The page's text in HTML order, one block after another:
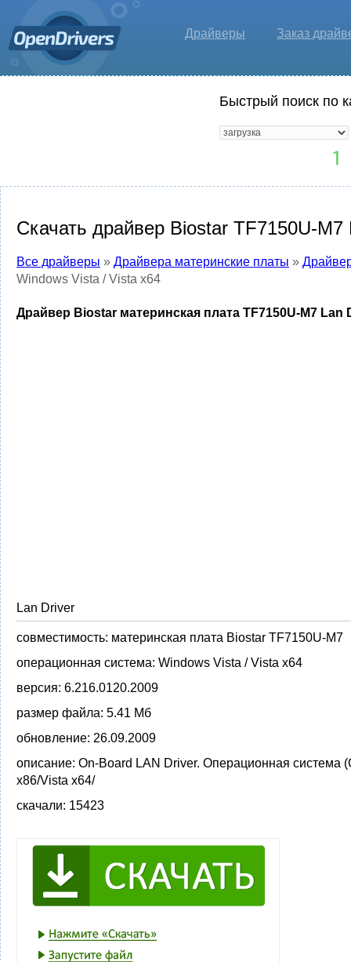
Драйверы Заказ
Быстрый поиск по
Скачать драйвер Biostar TF7150U-
Все драйверы » Драйвера материнские платы »
Windows Vista / Vista x64
Драйвер Biostar материнская плата TF7150U-M7 Lan
Lan Driver
совместимость: материнская плата Biostar TF7150U-M7
операционная система: Windows Vista / Vista x64
версия: 6.216.0120.2009
размер файла: 5.41 Мб
обновление: 26.09.2009
описание: On-Board LAN Driver. Операционная система
x86/Vista x64/
скачали: 15423